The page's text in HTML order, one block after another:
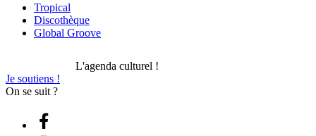
Tropical
Discothèque
Global Groove
L'agenda culturel !
Je soutiens !
On se suit ?